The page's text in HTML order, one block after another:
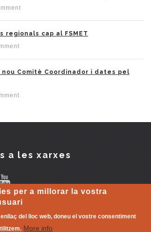
regionals cap al FSMET
nou Comitè Coordinador i dates pel
a les xarxes
per a millorar la vostra
del lloc web, doneu el vostre consentiment
More info